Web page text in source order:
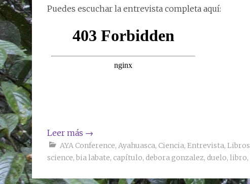
Puedes escuchar la entrevista completa aquí:
Leer más →
AYA Conference, Ayahuasca, Ciencia, Entrevista, Libros
science, bia labate, capítulo, debora gonzalez, duelo, libro,